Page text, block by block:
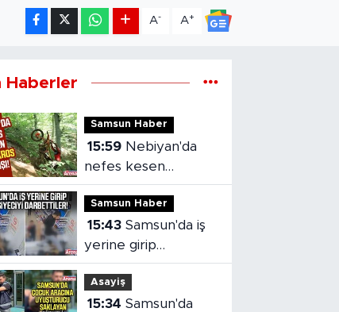
A- A+
Haberler
Samsun Haber
15:59
nefes kesen
motokros yarışı!
Samsun Haber
15:43 Samsun'da iş
yerine girip
kırtasiyeciyi
darbettiler!
Asayiş
15:34 Samsun'da